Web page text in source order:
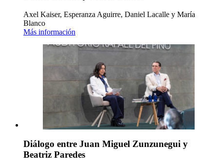
Axel Kaiser, Esperanza Aguirre, Daniel Lacalle y María
Blanco
Más información
Diálogo entre Juan Miguel Zunzunegui y
Beatriz Paredes